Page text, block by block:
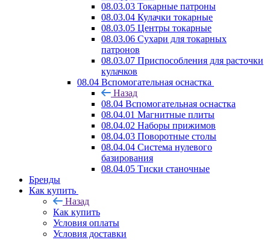
08.03.03 Токарные патроны
08.03.04 Кулачки токарные
08.03.05 Центры токарные
08.03.06 Сухари для токарных
патронов
08.03.07 Приспособления для расточки
кулачков
08.04 Вспомогательная оснастка
Назад
08.04 Вспомогательная оснастка
08.04.01 Магнитные плиты
08.04.02 Наборы прижимов
08.04.03 Поворотные столы
08.04.04 Система нулевого
базирования
08.04.05 Тиски станочные
Бренды
Как купить
Назад
Как купить
Условия оплаты
Условия доставки